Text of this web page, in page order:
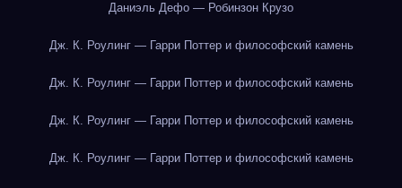
Даниэль Дефо — Робинзон Крузо
Дж. К. Роулинг — Гарри Поттер и философский камень
Дж. К. Роулинг — Гарри Поттер и философский камень
Дж. К. Роулинг — Гарри Поттер и философский камень
Дж. К. Роулинг — Гарри Поттер и философский камень